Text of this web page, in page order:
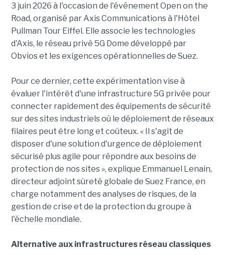
3 juin 2026 à l'occasion de l'événement Open on the
Road, organisé par Axis Communications à l'Hôtel
Pullman Tour Eiffel. Elle associe les technologies
d'Axis, le réseau privé 5G Dome développé par
Obvios et les exigences opérationnelles de Suez.
Pour ce dernier, cette expérimentation vise à
évaluer l'intérêt d'une infrastructure 5G privée pour
connecter rapidement des équipements de sécurité
sur des sites industriels où le déploiement de réseaux
filaires peut être long et coûteux. « Il s'agit de
disposer d'une solution d'urgence de déploiement
sécurisé plus agile pour répondre aux besoins de
protection de nos sites », explique Emmanuel Lenain,
directeur adjoint sûreté globale de Suez France, en
charge notamment des analyses de risques, de la
gestion de crise et de la protection du groupe à
l'échelle mondiale.
Alternative aux infrastructures réseau classiques